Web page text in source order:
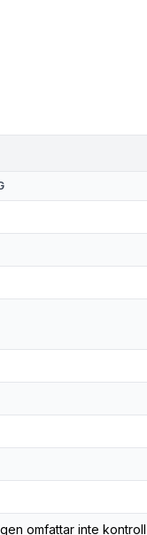
omfattar inte kontroll